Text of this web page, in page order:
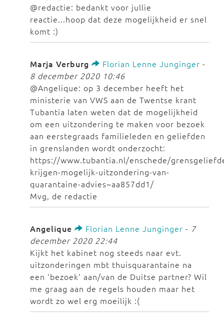
@redactie: bedankt voor jullie
reactie...hoop dat deze mogelijkheid er snel
komt :)
Marja Verburg Florian Lenne Junginger -
8 december 2020 10:46
@Angelique: op 3 december heeft het
ministerie van VWS aan de Twentse krant
Tubantia laten weten dat de mogelijkheid
om een uitzondering te maken voor bezoek
aan eerstegraads familieleden en geliefden
in grenslanden wordt onderzocht:
https://www.tubantia.nl/enschede/
krijgen-mogelijk-uitzondering-van-
quarantaine-advies~aa857dd1/
Mvg, de redactie
Angelique Florian Lenne Junginger - 7
december 2020 22:44
Kijkt het kabinet nog steeds naar evt.
uitzonderingen mbt thuisquarantaine na
een 'bezoek' aan/van de Duitse partner? Wil
me graag aan de regels houden maar het
wordt zo wel erg moeilijk :(